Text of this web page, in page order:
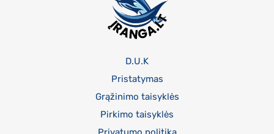
D.U.K
Pristatymas
Grąžinimo taisyklės
Pirkimo taisyklės